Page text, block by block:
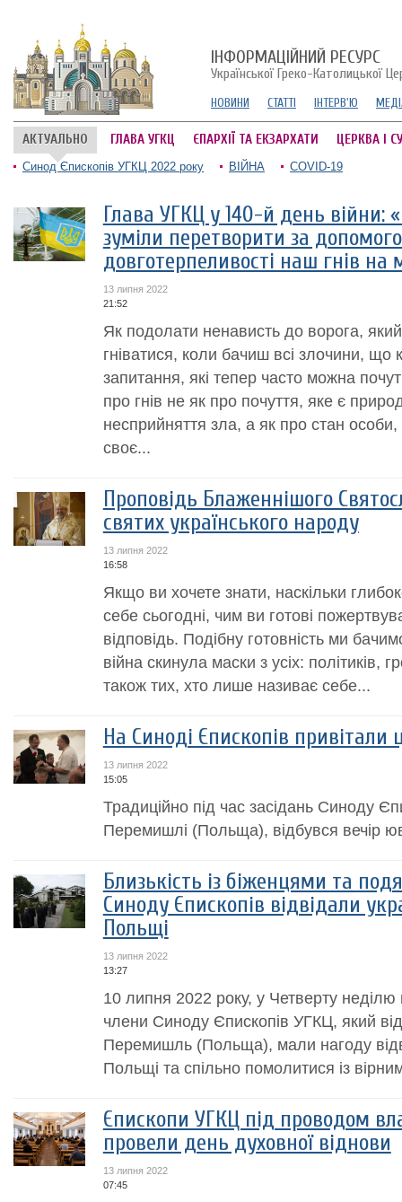
ІНФОРМАЦІЙНИЙ РЕСУРС
Української Греко-Католицької
НОВИНИ СТАТТІ ІНТЕРВ'Ю
АКТУАЛЬНО ГЛАВА УГКЦ ЄПАРХІЇ ТА ЕКЗАРХАТИ ЦЕРКВА І
Синод Єпископів УГКЦ 2022 року ВІЙНА COVID-19
Глава УГКЦ у 140-й день війни:
зуміли перетворити за
довготерпеливості наш гнів на
13 липня 2022
21:52
Як подолати ненависть до ворога,
гніватися, коли бачиш всі злочини, що
запитання, які тепер часто можна
про гнів не як про почуття, яке є
несприйняття зла, а як про стан
своє...
Проповідь Блаженнішого
святих українського народу
13 липня 2022
16:58
Якщо ви хочете знати, наскільки
себе сьогодні, чим ви готові
відповідь. Подібну готовність ми
війна скинула маски з усіх: політиків,
також тих, хто лише називає себе...
На Синоді Єпископів привітали
13 липня 2022
15:05
Традиційно під час засідань Синоду
Перемишлі (Польща), відбувся вечір
Близькість із біженцями та
Синоду Єпископів відвідали
Польщі
13 липня 2022
13:27
10 липня 2022 року, у Четверту неділю
члени Синоду Єпископів УГКЦ, який
Перемишль (Польща), мали нагоду
Польщі та спільно помолитися із
Єпископи УГКЦ під проводом
провели день духовної віднови
13 липня 2022
07:45